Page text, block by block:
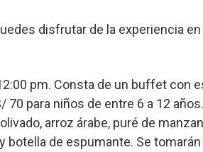
disfrutar de la experiencia
pm. Consta de un buffet con
70 para niños de entre 6 a 12 años.
arroz árabe, puré de
de espumante. Se